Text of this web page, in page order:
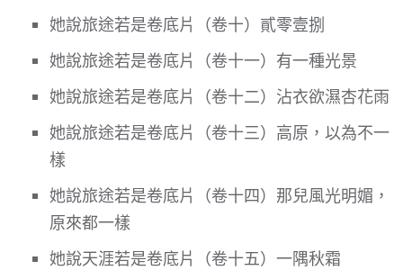
她說旅途若是卷底片（卷十）貳零壹捌
她說旅途若是卷底片（卷十一）有一種光景
她說旅途若是卷底片（卷十二）沾衣欲濕杏花雨
她說旅途若是卷底片（卷十三）高原，以為不一
樣
她說旅途若是卷底片（卷十四）那兒風光明媚，
原來都一樣
她說天涯若是卷底片（卷十五）一隅秋霜